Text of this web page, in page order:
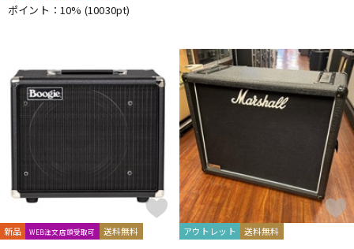
ポイント：10% (10030pt)
新品 WEB注文店頭受取可 送料無料 アウトレット 送料無料